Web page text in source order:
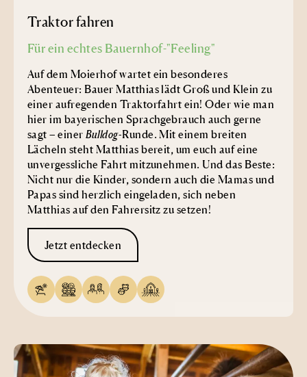
Traktor fahren
Für ein echtes Bauernhof-"Feeling"
Auf dem Moierhof wartet ein besonderes
Abenteuer: Bauer Matthias lädt Groß und Klein zu
einer aufregenden Traktorfahrt ein! Oder wie man
hier im bayerischen Sprachgebrauch auch gerne
sagt – einerBulldog-Runde. Mit einem breiten
Lächeln steht Matthias bereit, um euch auf eine
unvergessliche Fahrt mitzunehmen. Und das Beste:
Nicht nur die Kinder, sondern auch die Mamas und
Papas sind herzlich eingeladen, sich neben
Matthias auf den Fahrersitz zu setzen!
Jetzt entdecken